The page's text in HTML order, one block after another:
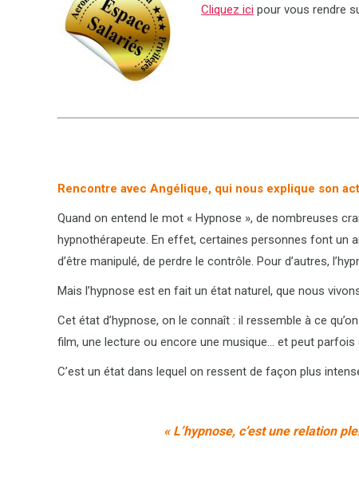
Cliquez ici pour vous rendre
Rencontre avec Angélique, qui nous explique son
Quand on entend le mot « Hypnose », de nombreuses
hypnothérapeute. En effet, certaines personnes font un
d’être manipulé, de perdre le contrôle. Pour d’autres,
Mais l’hypnose est en fait un état naturel, que nous
Cet état d’hypnose, on le connaît : il ressemble à ce
film, une lecture ou encore une musique… et peut parfois
C’est un état dans lequel on ressent de façon plus
« L’hypnose, c’est une relation